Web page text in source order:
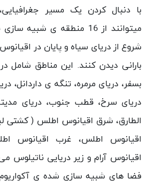
با دنبال کردن یک مسیر
میتوانند از 16 منطقه ی
شروع از دریای سیاه و پایان در
بارانی دیدن کنند. این مناطق شامل
بسفر، دریای مرمره، تنگه ی داردانل،
دریای سرخ، قطب جنوب، دریای
الطارق، شرق اقیانوس اطلس ( کشتی
اقیانوس اطلس، غرب اقیانوس
اقیانوس آرام و زیر دریایی ناتیلوس
فضا های شبیه سازی شده ی